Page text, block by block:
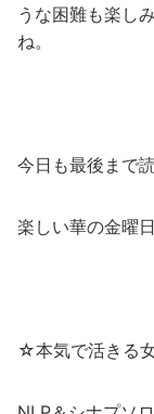
うな困難も楽し
ね。
今日も最後まで
楽しい華の金曜
☆本気で活きる